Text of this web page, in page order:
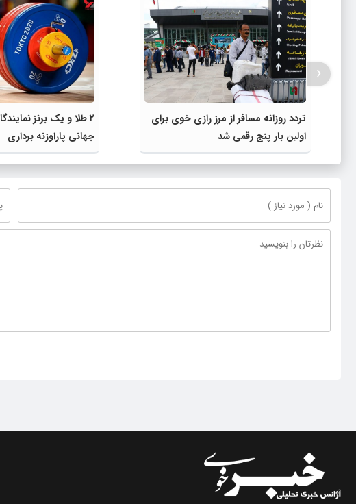
تردد روزانه مسافر از مرز رازی خوی برای
اولین بار پنج رقمی شد
۲ طلا و یک برنز
جهانی پاراوزنه برداری
‹